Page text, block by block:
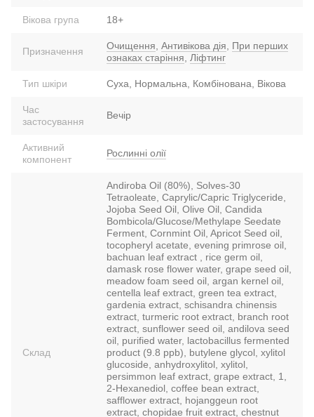
Вікова група 18+
Призначення Очищення Антивікова дія
При перших
ознаках старіння
Ліфтинг
Тип шкіри Суха, Нормальна, Комбінована, Вікова
Час
застосування
Вечір
Активний
компонент
Рослинні олії
Склад
Andiroba Oil (80%), Solves-30
Tetraoleate, Caprylic/Capric Triglyceride,
Jojoba Seed Oil, Olive Oil, Candida
Bombicola/Glucose/Methylape Seedate
Ferment, Cornmint Oil, Apricot Seed oil,
tocopheryl acetate, evening primrose oil,
bachuan leaf extract , rice germ oil,
damask rose flower water, grape seed oil,
meadow foam seed oil, argan kernel oil,
centella leaf extract, green tea extract,
gardenia extract, schisandra chinensis
extract, turmeric root extract, branch root
extract, sunflower seed oil, andilova seed
oil, purified water, lactobacillus fermented
product (9.8 ppb), butylene glycol, xylitol
glucoside, anhydroxylitol, xylitol,
persimmon leaf extract, grape extract, 1,
2-Hexanediol, coffee bean extract,
safflower extract, hojanggeun root
extract, chopidae fruit extract, chestnut